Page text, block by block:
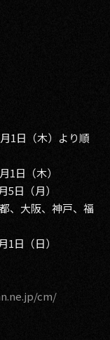
1日（木）より順
（木）
（月）
、大阪、神戸、福
（日）
cm/